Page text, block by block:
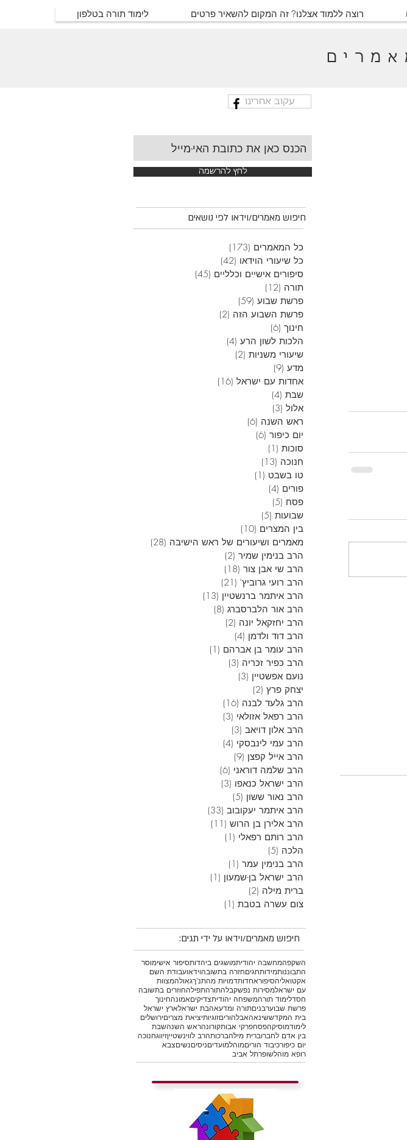
רוצה ללמוד אצלנו? זה המקום להשאיר פרטים לימוד תורה בטלפון
עקוב אחרינו
לחץ להרשמה
חיפוש מאמרים/וידאו לפי נושאים
כל המאמרים (173)
כל שיעורי הוידאו (42)
סיפורים אישיים וכלליים (45)
תורה (12)
פרשת שבוע (59)
פרשת השבוע הזה (2)
חינוך (6)
הלכות לשון הרע (4)
שיעורי משניות (2)
מדע (9)
אחדות עם ישראל (16)
שבת (4)
אלול (3)
ראש השנה (6)
יום כיפור (6)
סוכות (1)
חנוכה (13)
טו בשבט (1)
פורים (4)
פסח (5)
שבועות (5)
בין המצרים (10)
מאמרים ושיעורים של ראש הישיבה (28)
הרב בנימין שמיר (2)
הרב שי אבן צור (18)
הרב רועי גרוביץ' (21)
הרב איתמר ברנשטיין (13)
הרב אור הלברסברג (8)
הרב יחזקאל יונה (2)
הרב דוד ולדמן (4)
הרב עומר בן אברהם (1)
הרב כפיר זכריה (3)
נועם אפשטיין (3)
יצחק פרץ (2)
הרב גלעד לבנה (16)
הרב רפאל אזולאי (3)
הרב אלון דויאב (3)
הרב עמי לינבסקי (4)
הרב אייל קפצן (9)
הרב שלמה דוראני (6)
הרב ישראל כנאפו (3)
הרב נאור ששון (5)
הרב איתמר יעקובוב (33)
הרב אלירן בן הרוש (11)
הרב רותם רפאלי (1)
הלכה (5)
הרב בנימין עמר (1)
הרב ישראל בן-שמעון (1)
ברית מילה (2)
צום עשרה בטבת (1)
חיפוש מאמרים/וידאו על ידי תגים:
השקפהמחשבה יהודיתמושגים ביהדותסיפור אישימוסר
התבוננותמידותחגיםחזרה בתשובהוידאועבודת השם
אקטואליהסיפוראחדותדמויות מהתנ"ךגאולהמצוות
עם ישראלמסירות נפשקבלהתורהתפילהחוזרים בתשובה
חסדלימוד תורהמשפחה יהודיתצדיקיםאמונהחינוך
פרשת שבוערבניםתורה ומדעאהבת ישראלארץ ישראל
בית המקדששינאהאבלהוריםזוגיותיציאת מצריםירושלים
לימודמוסיקהפסחפרקי אבותקורונהראש השנהשבת
בין אדם לחברוברית מילהברכותהרב לווינשטייןזיווגחנוכה
יום כיפורכיבוד הוריםמוהלמועדיםניסיםנשיםצבא
רופא מוהלשופרתל אביב